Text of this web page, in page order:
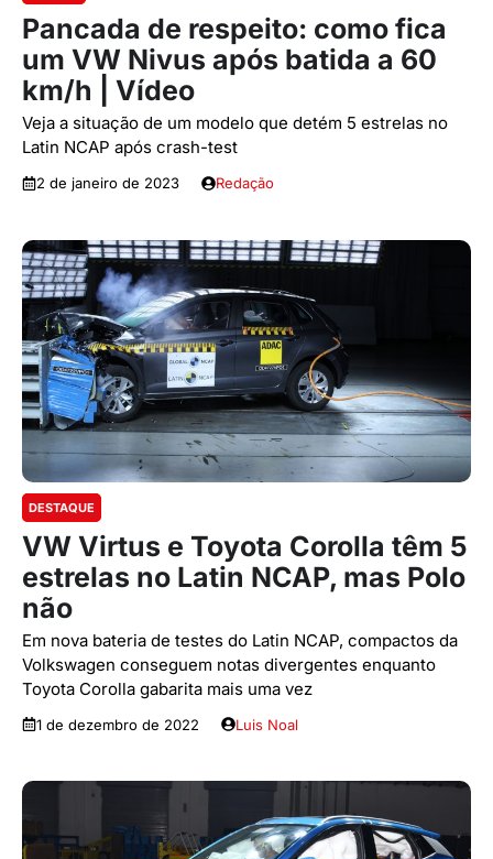
Pancada de respeito: como fica
um VW Nivus após batida a 60
km/h | Vídeo
Veja a situação de um modelo que detém 5 estrelas no
Latin NCAP após crash-test
2 de janeiro de 2023 Redação
DESTAQUE
VW Virtus e Toyota Corolla têm 5
estrelas no Latin NCAP, mas Polo
não
Em nova bateria de testes do Latin NCAP, compactos da
Volkswagen conseguem notas divergentes enquanto
Toyota Corolla gabarita mais uma vez
1 de dezembro de 2022 Luis Noal